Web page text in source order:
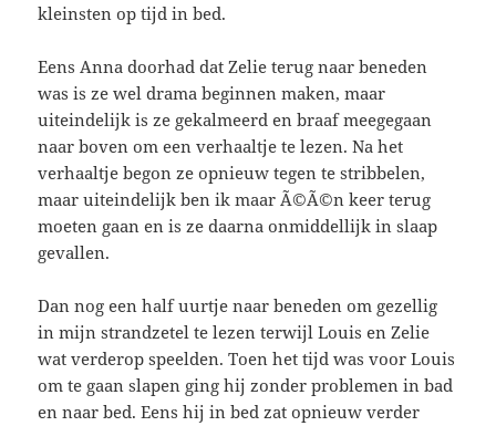
kleinsten op tijd in bed.
Eens Anna doorhad dat Zelie terug naar beneden
was is ze wel drama beginnen maken, maar
uiteindelijk is ze gekalmeerd en braaf meegegaan
naar boven om een verhaaltje te lezen. Na het
verhaaltje begon ze opnieuw tegen te stribbelen,
maar uiteindelijk ben ik maar Ã©Ã©n keer terug
moeten gaan en is ze daarna onmiddellijk in slaap
gevallen.
Dan nog een half uurtje naar beneden om gezellig
in mijn strandzetel te lezen terwijl Louis en Zelie
wat verderop speelden. Toen het tijd was voor Louis
om te gaan slapen ging hij zonder problemen in bad
en naar bed. Eens hij in bed zat opnieuw verder